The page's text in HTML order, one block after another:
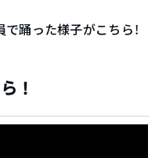
踊った様子がこちら！
！